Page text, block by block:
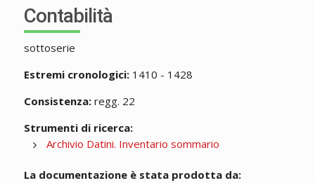
Contabilità
sottoserie
Estremi cronologici:1410 - 1428
Consistenza:regg. 22
Strumenti di ricerca:
Archivio Datini. Inventario sommario
La documentazione è stata prodotta da: